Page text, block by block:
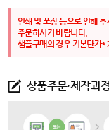
인쇄 및 포장 등으로 인해
주문하시기 바랍니다.
샘플구매의 경우 기본단가
상품주문·제작과